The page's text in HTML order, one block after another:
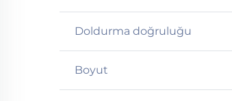
Doldurma doğruluğu
Boyut